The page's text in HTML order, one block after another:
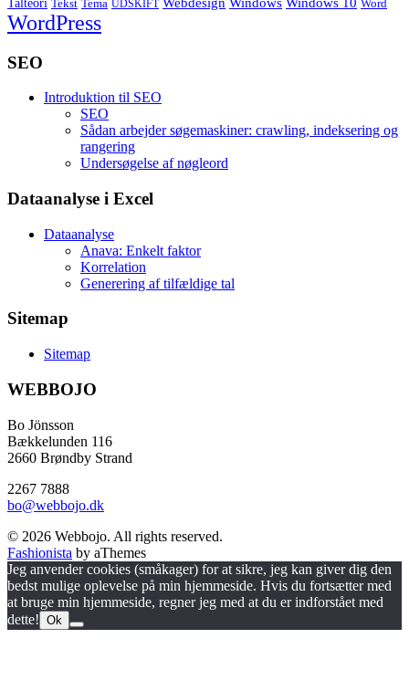
Tekst Tema UDSKIFT Word
WordPress
SEO
Introduktion til SEO
SEO
Sådan arbejder søgemaskiner: crawling, indeksering og
rangering
Undersøgelse af nøgleord
Dataanalyse i Excel
Dataanalyse
Anava: Enkelt faktor
Korrelation
Generering af tilfældige tal
Sitemap
Sitemap
WEBBOJO
Bo Jönsson
Bækkelunden 116
2660 Brøndby Strand
2267 7888
bo@webbojo.dk
© 2026 Webbojo. All rights reserved.
Fashionista by aThemes
Jeg anvender cookies (småkager) for at sikre, jeg kan giver dig den
bedst mulige oplevelse på min hjemmeside. Hvis du fortsætter med
at bruge min hjemmeside, regner jeg med at du er indforstået med
dette! Ok